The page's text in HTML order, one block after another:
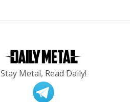
Stay Metal, Read Daily!